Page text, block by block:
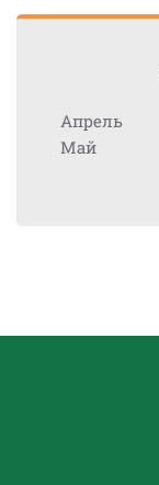
Апрель
Май